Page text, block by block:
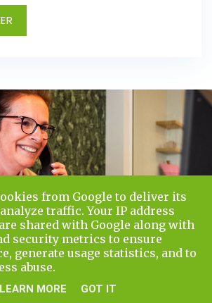
from Google to deliver its
traffic. Your IP address
shared with Google along with
security metrics to ensure
generate usage statistics, and to
abuse.
LEARN MORE GOT IT